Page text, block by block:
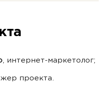
, интернет-маркетолог;
проекта.